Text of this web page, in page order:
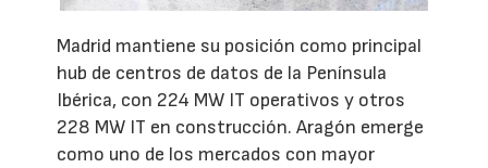
Madrid mantiene su posición como principal
hub de centros de datos de la Península
Ibérica, con 224 MW IT operativos y otros
228 MW IT en construcción. Aragón emerge
como uno de los mercados con mayor